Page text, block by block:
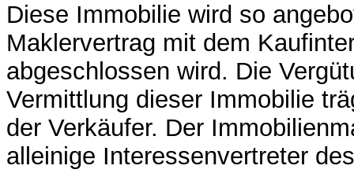
Diese Immobilie wird so
Maklervertrag mit dem
abgeschlossen wird. Die
Vermittlung dieser Immobilie
der Verkäufer. Der
alleinige Interessenvertreter